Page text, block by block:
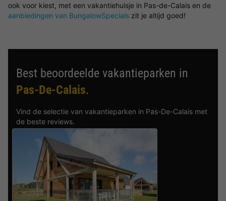
ook voor kiest, met een vakantiehuisje in Pas-de-Calais en de
aanbiedingen van BungalowSpecials zit je altijd goed!
Best beoordeelde vakantieparken in
Pas-De-Calais.
Vind de selectie van vakantieparken in Pas-De-Calais met
de beste reviews.